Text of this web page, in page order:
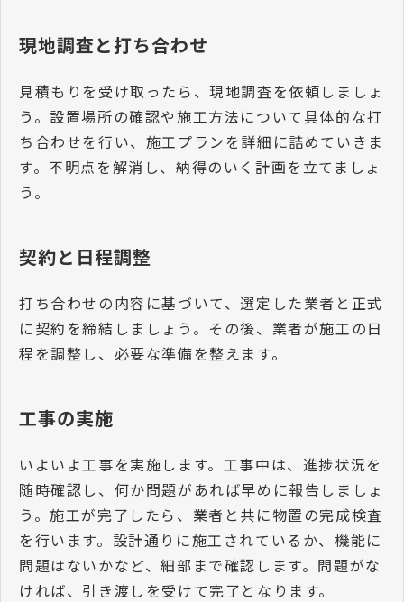
現地調査と打ち合わせ
見積もりを受け取ったら、現地調査を依頼しましょ
う。設置場所の確認や施工方法について具体的な打
ち合わせを行い、施工プランを詳細に詰めていきま
す。不明点を解消し、納得のいく計画を立てましょ
う。
契約と日程調整
打ち合わせの内容に基づいて、選定した業者と正式
に契約を締結しましょう。その後、業者が施工の日
程を調整し、必要な準備を整えます。
工事の実施
いよいよ工事を実施します。工事中は、進捗状況を
随時確認し、何か問題があれば早めに報告しましょ
う。施工が完了したら、業者と共に物置の完成検査
を行います。設計通りに施工されているか、機能に
問題はないかなど、細部まで確認します。問題がな
ければ、引き渡しを受けて完了となります。